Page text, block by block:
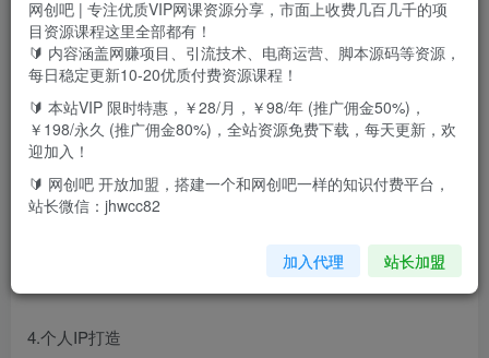
课程核心板块
1.了解短视频行业
4.个人IP打造
网创吧 | 专注优质VIP网课资源分享，市面上收费几百几千的项
目资源课程这里全部都有！
🔰 内容涵盖网赚项目、引流技术、电商运营、脚本源码等资源，
每日稳定更新10-20优质付费资源课程！
🔰 本站VIP 限时特惠，￥28/月，￥98/年 (推广佣金50%)，
￥198/永久 (推广佣金80%)，全站资源免费下载，每天更新，欢
迎加入！
🔰 网创吧 开放加盟，搭建一个和网创吧一样的知识付费平台，
站长微信：jhwcc82
加入代理 站长加盟